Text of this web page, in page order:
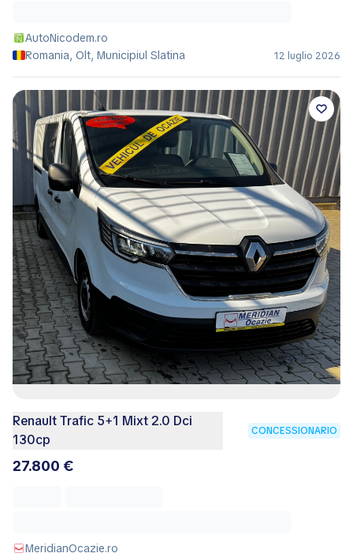
AutoNicodem.ro
Romania, Olt, Municipiul Slatina
12 luglio 2026
Renault Trafic 5+1 Mixt 2.0 Dci
130cp
CONCESSIONARIO
27.800 €
MeridianOcazie.ro